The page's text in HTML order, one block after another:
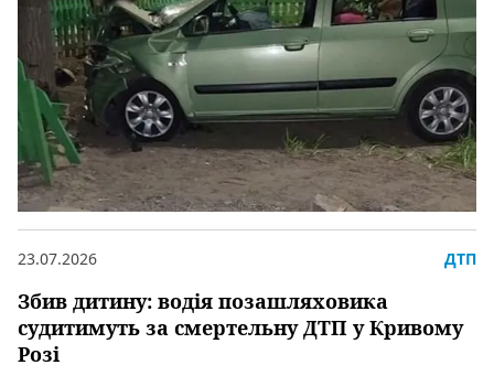
Збив дитину: водія позашляховика
судитимуть за смертельну ДТП у Кривому
Розі
23.07.2026 ДТП